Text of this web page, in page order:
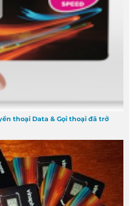
thoại Data & Gọi thoại đã trở